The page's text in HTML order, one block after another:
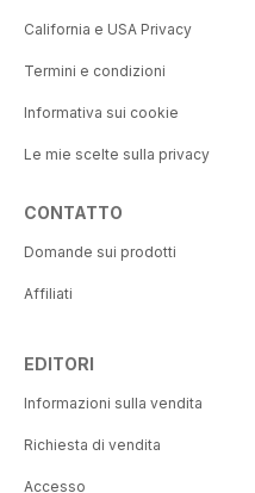
California e USA Privacy
Termini e condizioni
Informativa sui cookie
Le mie scelte sulla privacy
CONTATTO
Domande sui prodotti
Affiliati
EDITORI
Informazioni sulla vendita
Richiesta di vendita
Accesso